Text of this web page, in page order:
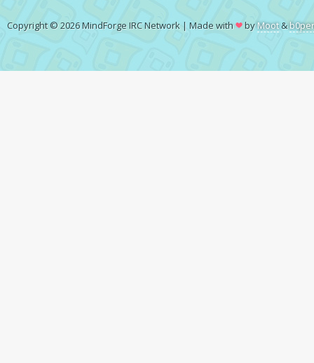
Copyright © 2026 MindForge IRC Network | Made with by Moot &